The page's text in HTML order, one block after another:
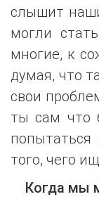
слышит
могли
многие, к
думая, что
свои
ты сам что
того, чего
Когда мы